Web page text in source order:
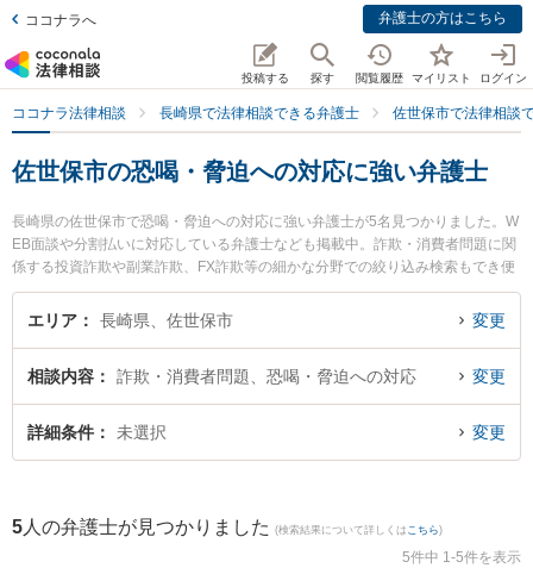
ココナラへ 弁護士の方はこちら
投稿する 探す 閲覧履歴 マイリスト ログイン
ココナラ法律相談 長崎県で法律相談できる弁護士 佐世保市で法律相談
佐世保市の恐喝・脅迫への対応に強い弁護士
長崎県の佐世保市で恐喝・脅迫への対応に強い弁護士が5名見つかりました。W
EB面談や分割払いに対応している弁護士なども掲載中。詐欺・消費者問題に関
係する投資詐欺や副業詐欺、FX詐欺等の細かな分野での絞り込み検索もでき便
利です。特に弁護士法人大村綜合法律事務所 早岐オフィスの古市 寛弁護士や竹
口・堀法律事務所の竹口 将太弁護士、竹口・堀法律事務所の松田 貴史弁護士の
したい』『恐喝・脅迫への対応のトラブル解決の実績豊富な近くの弁護士を検
索したい』『初回相談無料で恐喝・脅迫への対応を法律相談できる佐世保市内
の弁護士に相談予約したい』などでお困りの相談者さんにおすすめです。
エリア 長崎県、佐世保市 変更
相談内容 詐欺・消費者問題、恐喝・脅迫への対応 変更
詳細条件 未選択 変更
5 人の弁護士が見つかりました (検索結果について詳しくは こちら)
5件中 1-5件を表示